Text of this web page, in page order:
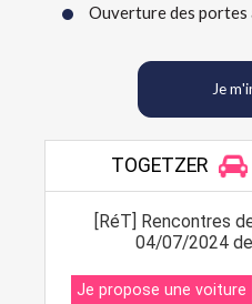
Ouverture des portes
Je